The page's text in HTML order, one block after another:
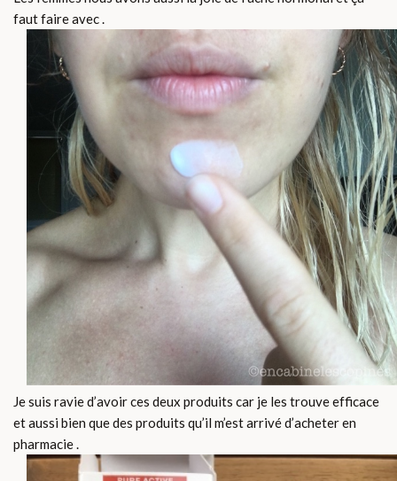
faut faire avec .
Je suis ravie d’avoir ces deux produits car je les trouve efficace
et aussi bien que des produits qu’il m’est arrivé d’acheter en
pharmacie .